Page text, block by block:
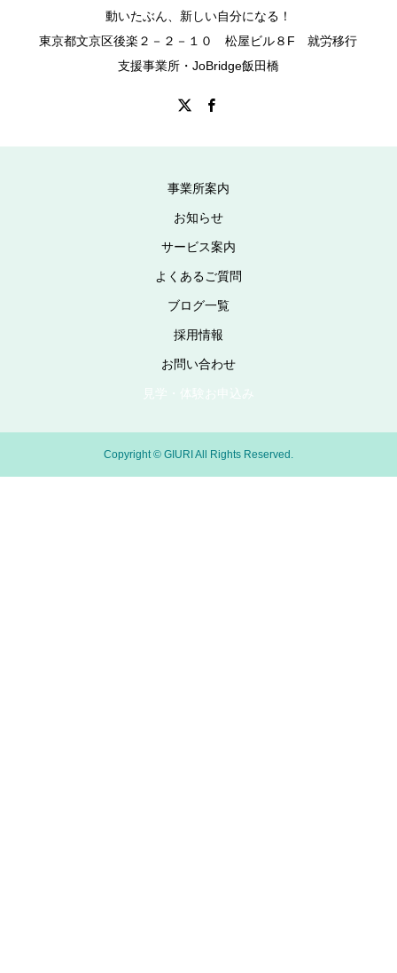
動いたぶん、新しい自分になる！
東京都文京区後楽２－２－１０ 松屋ビル８F 就労移行
支援事業所・JoBridge飯田橋
事業所案内
お知らせ
サービス案内
よくあるご質問
ブログ一覧
採用情報
お問い合わせ
見学・体験お申込み
Copyright © GIURI All Rights Reserved.